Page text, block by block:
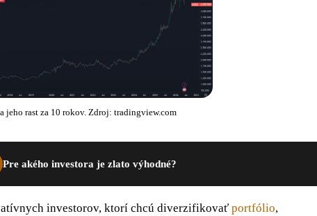
jeho rast za 10 rokov. Zdroj: tradingview.com
Pre akého investora je zlato výhodné?
investorov, ktorí chcú diverzifikovať portfólio,